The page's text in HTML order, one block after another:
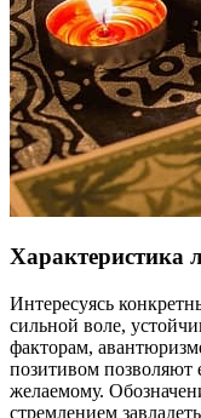
Характеристика
Интересуясь
сильной воле,
факторам,
позитивом позволяют
желаемому.
стремлением